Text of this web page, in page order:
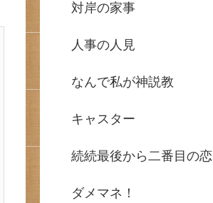
対岸の家事
人事の人見
なんで私が神説教
キャスター
続続最後から二番目の恋
ダメマネ！